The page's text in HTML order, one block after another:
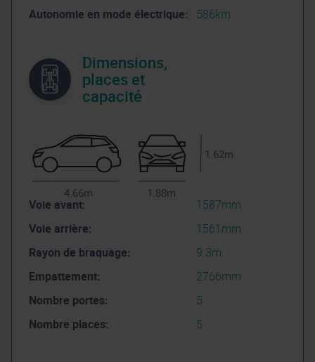
Autonomie en mode électrique:
586km
Dimensions,
places et
capacité
4.66m 1.88m
1.62m
Voie avant:
1587mm
Voie arrière:
1561mm
Rayon de braquage:
9.3m
Empattement:
2766mm
Nombre portes:
5
Nombre places:
5